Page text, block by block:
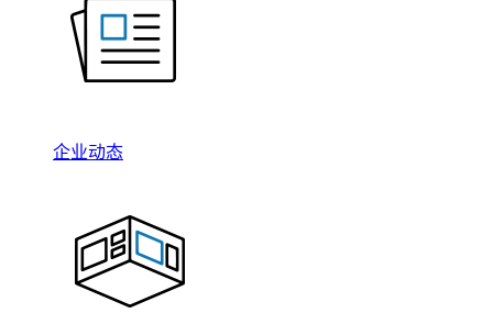
企业动态